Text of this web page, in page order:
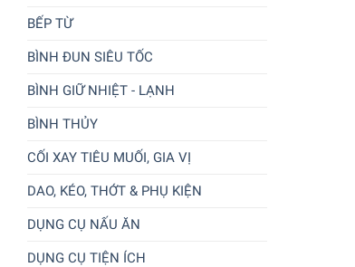
BẾP TỪ
BÌNH ĐUN SIÊU TỐC
BÌNH GIỮ NHIỆT - LẠNH
BÌNH THỦY
CỐI XAY TIÊU MUỐI, GIA VỊ
DAO, KÉO, THỚT & PHỤ KIỆN
DỤNG CỤ NẤU ĂN
DỤNG CỤ TIỆN ÍCH